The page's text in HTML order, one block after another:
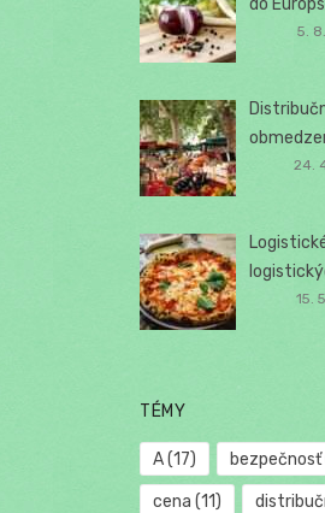
5.
24.
15.
TÉMY
A(17) bezpečnosť
cena (11)